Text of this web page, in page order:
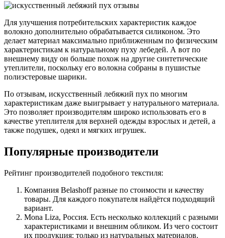
Для улучшения потребительских характеристик каждое
волокно дополнительно обрабатывается силиконом. Это
делает материал максимально приближенным по физическим
характеристикам к натуральному пуху лебедей. А вот по
внешнему виду он больше похож на другие синтетические
утеплители, поскольку его волокна собраны в пушистые
полиэстеровые шарики.
По отзывам, искусственный лебяжий пух по многим
характеристикам даже выигрывает у натурального материала.
Это позволяет производителям широко использовать его в
качестве утеплителя для верхней одежды взрослых и детей, а
также подушек, одеял и мягких игрушек.
Популярные производители
Рейтинг производителей подобного текстиля:
Компания Belashoff разные по стоимости и качеству
товары. Для каждого покупателя найдётся подходящий
вариант.
Mona Liza, Россия. Есть несколько коллекций с разными
характеристиками и внешним обликом. Из чего состоит
их продукция: только из натуральных материалов.